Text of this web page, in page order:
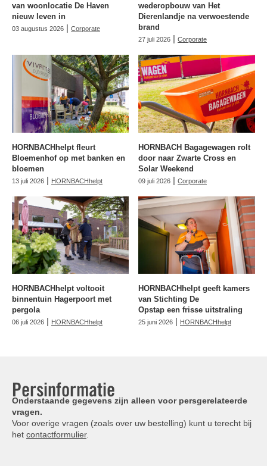
van woonlocatie De Haven
nieuw leven in
03 augustus 2026 | Corporate
wederopbouw van Het
Dierenlandje na verwoestende
brand
27 juli 2026 | Corporate
HORNBACHhelpt fleurt
Bloemenhof op met banken en
bloemen
13 juli 2026 | HORNBACHhelpt
HORNBACH Bagagewagen rolt
door naar Zwarte Cross en
Solar Weekend
09 juli 2026 | Corporate
HORNBACHhelpt voltooit
binnentuin Hagerpoort met
pergola
06 juli 2026 | HORNBACHhelpt
HORNBACHhelpt geeft kamers
van Stichting De
Opstap een frisse uitstraling
25 juni 2026 | HORNBACHhelpt
Persinformatie
Onderstaande gegevens zijn alleen voor persgerelateerde
vragen.
Voor overige vragen (zoals over uw bestelling) kunt u terecht bij
het contactformulier.